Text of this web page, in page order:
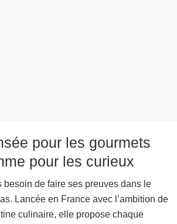
pour les gourmets
pour les curieux
besoin de faire ses preuves dans le
Lancée en France avec l’ambition de
culinaire, elle propose chaque